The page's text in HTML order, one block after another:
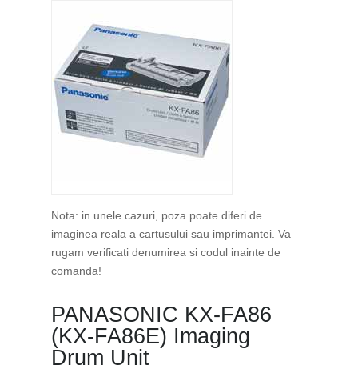
Nota: in unele cazuri, poza poate diferi de
imaginea reala a cartusului sau imprimantei. Va
rugam verificati denumirea si codul inainte de
comanda!
PANASONIC KX-FA86
(KX-FA86E) Imaging
Drum Unit